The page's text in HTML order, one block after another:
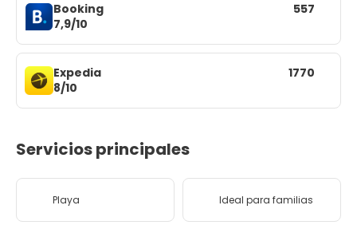
Booking
7,9/10
557
Expedia
8/10
1770
Servicios principales
Playa Ideal para familias